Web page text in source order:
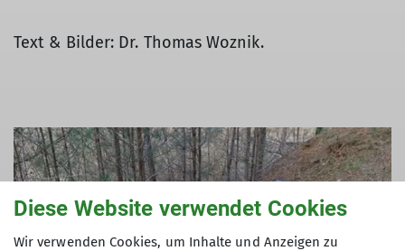
Text & Bilder: Dr. Thomas Woznik.
Diese Website verwendet Cookies
Wir verwenden Cookies, um Inhalte und Anzeigen zu